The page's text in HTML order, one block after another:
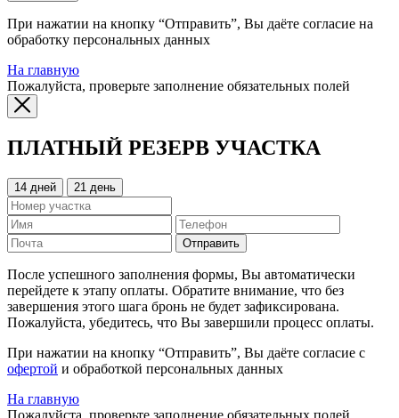
При нажатии на кнопку “Отправить”, Вы даёте согласие на
обработку персональных данных
На главную
Пожалуйста, проверьте заполнение обязательных полей
ПЛАТНЫЙ РЕЗЕРВ УЧАСТКА
14 дней 21 день
Отправить
После успешного заполнения формы, Вы автоматически
перейдете к этапу оплаты. Обратите внимание, что без
завершения этого шага бронь не будет зафиксирована.
Пожалуйста, убедитесь, что Вы завершили процесс оплаты.
При нажатии на кнопку “Отправить”, Вы даёте согласие с
офертой и обработкой персональных данных
На главную
Пожалуйста, проверьте заполнение обязательных полей